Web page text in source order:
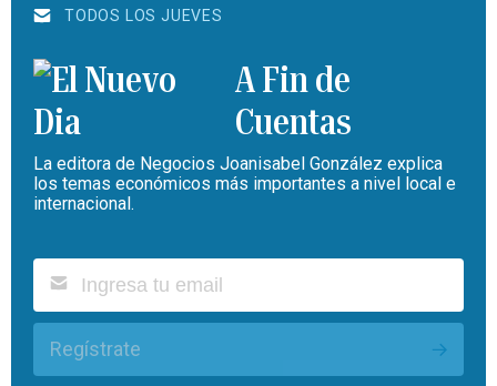
TODOS LOS JUEVES
A Fin de
Cuentas
La editora de Negocios Joanisabel González explica
los temas económicos más importantes a nivel local e
internacional.
Regístrate